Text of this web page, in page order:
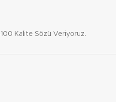
Kalite Sözü Veriyoruz.